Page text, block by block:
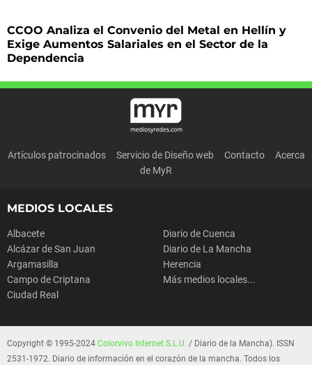
CCOO Analiza el Convenio del Metal en Hellín y
Exige Aumentos Salariales en el Sector de la
Dependencia
Artículos patrocinados Servicio de Diseño web Contacto
Acerca
de MyR
MEDIOS LOCALES
Albacete
Alcázar de San Juan
Argamasilla
Campo de Criptana
Ciudad Real
Diario de Cuenca
Diario de La Mancha
Herencia
Más medios locales...
Copyright © 1995-2024 Colorvivo Internet S.L.U. / Diario de la Mancha). ISSN
2531-1972. Diario de información en el corazón de la mancha. Todos los